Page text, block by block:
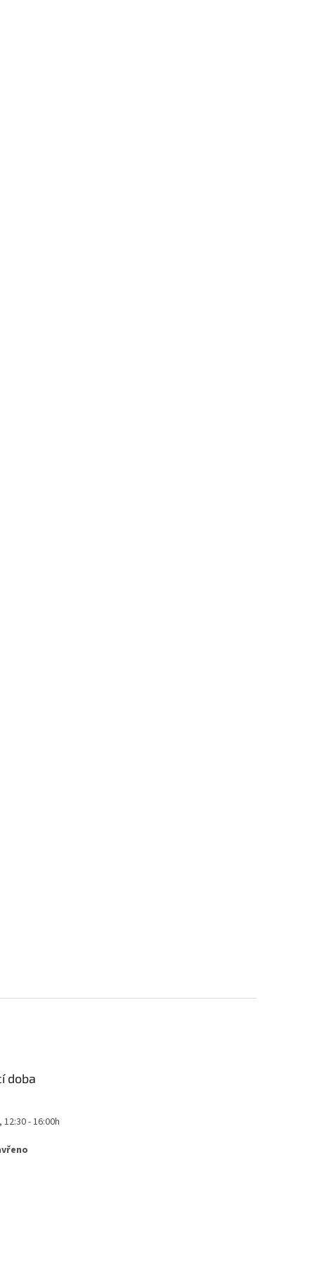
doba
12:30 - 16:00h